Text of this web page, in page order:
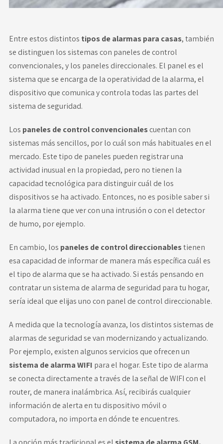
Entre estos distintos tipos de alarmas para casas, también
se distinguen los sistemas con paneles de control
convencionales, y los paneles direccionales. El panel es el
sistema que se encarga de la operatividad de la alarma, el
dispositivo que comunica y controla todas las partes del
sistema de seguridad.
Los paneles de control convencionalescuentan con
sistemas más sencillos, por lo cuál son más habituales en el
mercado. Este tipo de paneles pueden registrar una
actividad inusual en la propiedad, pero no tienen la
capacidad tecnológica para distinguir cuál de los
dispositivos se ha activado. Entonces, no es posible saber si
la alarma tiene que ver con una intrusión o con el detector
de humo, por ejemplo.
En cambio, los paneles de control direccionablestienen
esa capacidad de informar de manera más específica cuál es
el tipo de alarma que se ha activado. Si estás pensando en
contratar un sistema de alarma de seguridad para tu hogar,
sería ideal que elijas uno con panel de control direccionable.
A medida que la tecnología avanza, los distintos sistemas de
alarmas de seguridad se van modernizando y actualizando.
Por ejemplo, existen algunos servicios que ofrecen un
sistema de alarma WIFI para el hogar. Este tipo de alarma
se conecta directamente a través de la señal de WIFI con el
router, de manera inalámbrica. Así, recibirás cualquier
información de alerta en tu dispositivo móvil o
computadora, no importa en dónde te encuentres.